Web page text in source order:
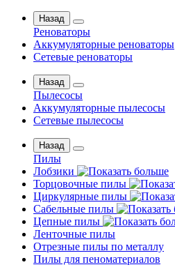
Назад
Реноваторы
Аккумуляторные реноваторы
Сетевые реноваторы
Назад
Пылесосы
Аккумуляторные пылесосы
Сетевые пылесосы
Назад
Пилы
Лобзики
Торцовочные пилы
Циркулярные пилы
Сабельные пилы
Цепные пилы
Ленточные пилы
Отрезные пилы по металлу
Пилы для пеноматериалов